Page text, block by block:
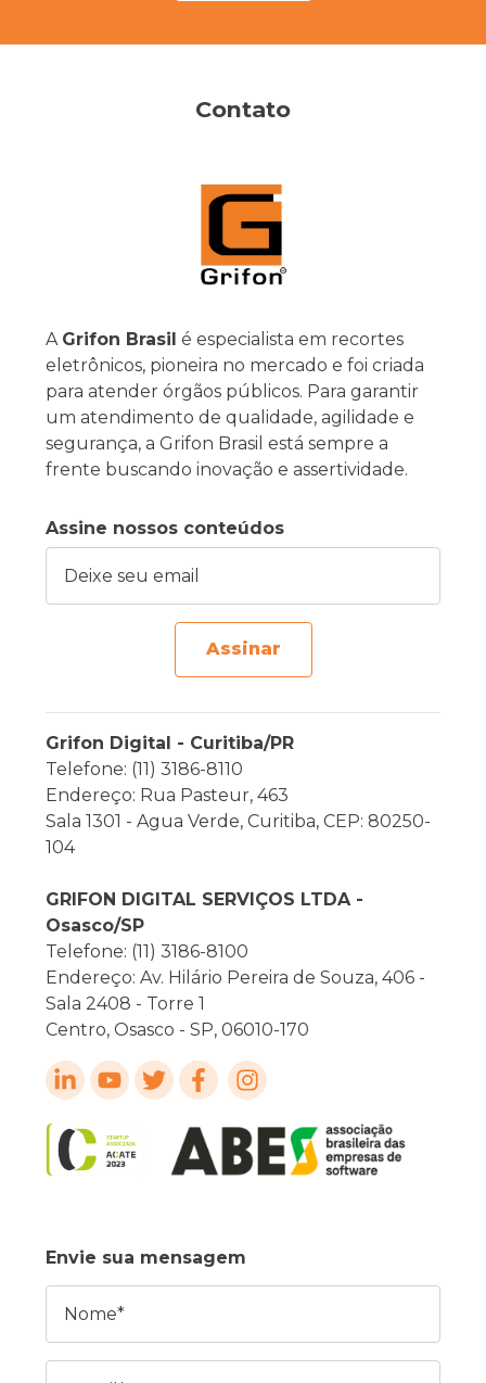
Contato
A Grifon Brasil é especialista em recortes
eletrônicos, pioneira no mercado e foi criada
para atender órgãos públicos. Para garantir
um atendimento de qualidade, agilidade e
segurança, a Grifon Brasil está sempre a
frente buscando inovação e assertividade.
Assine nossos conteúdos
Assinar
Grifon Digital - Curitiba/PR
Telefone: (11) 3186-8110
Endereço: Rua Pasteur, 463
Sala 1301 - Agua Verde, Curitiba, CEP: 80250-
104
GRIFON DIGITAL SERVIÇOS LTDA -
Osasco/SP
Telefone: (11) 3186-8100
Endereço: Av. Hilário Pereira de Souza, 406 -
Sala 2408 - Torre 1
Centro, Osasco - SP, 06010-170
Envie sua mensagem